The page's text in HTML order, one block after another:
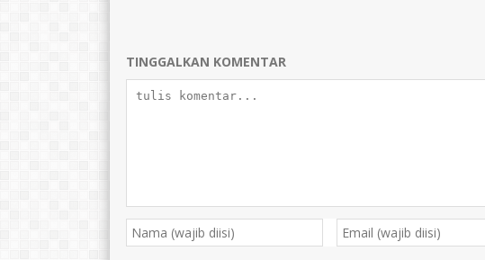
TINGGALKAN KOMENTAR